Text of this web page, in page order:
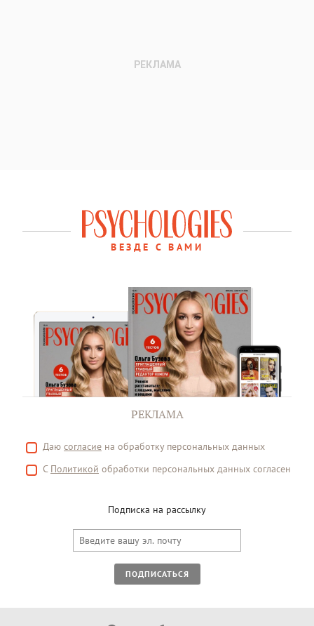
ВЕЗДЕ С ВАМИ
РЕКЛАМА
Даю согласие на обработку персональных данных
С Политикой обработки персональных данных согласен
Подписка на рассылку
ПОДПИСАТЬСЯ